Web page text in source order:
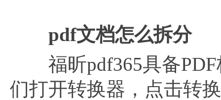
pdf文档怎么拆分
福昕pdf365具备PDF
们打开转换器，点击转